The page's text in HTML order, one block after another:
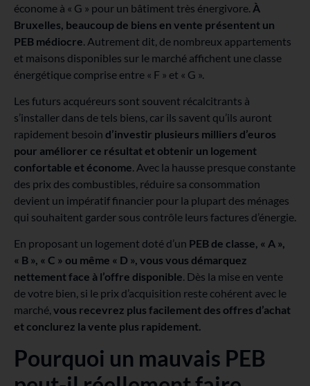
économe à « G » pour un bâtiment très énergivore. À
Bruxelles, beaucoup de biens en vente présentent un
PEB médiocre . Autrement dit, de nombreux appartements
et maisons disponibles sur le marché affichent une classe
énergétique comprise entre « F » et « G ».
Les futurs acquéreurs sont souvent récalcitrants à
s’installer dans de tels biens, car ils savent qu’ils auront
rapidement besoin d’investir plusieurs milliers d’euros
pour améliorer ce résultat et obtenir un logement
confortable et économe. Avec la hausse presque constante
des prix des combustibles, réduire sa consommation
devient un impératif financier pour la plupart des ménages
qui souhaitent garder sous contrôle leurs factures d’énergie.
En proposant un logement doté d’un PEB de classe, « A »,
« B », « C » ou même « D », vous vous démarquez
nettement face à l’offre disponible. Dès la mise en vente
de votre bien, si le prix d’acquisition reste cohérent avec le
marché, vous recevrez plus facilement des offres d’achat
et conclurez la vente plus rapidement.
Pourquoi un mauvais PEB